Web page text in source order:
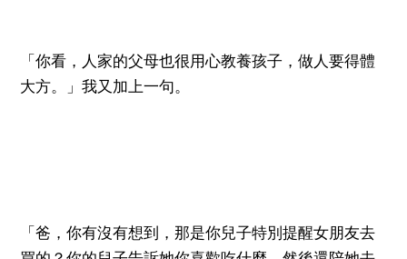
「你看，人家的父母也很用心教養孩子，做人要得體
大方。」我又加上一句。
「爸，你有沒有想到，那是你兒子特別提醒女朋友去